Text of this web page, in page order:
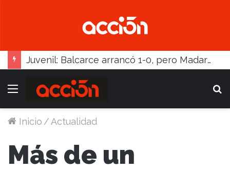
Juvenil: Balcarce arrancó 1-0, pero Madariaga lo dio vuelta
Inicio /Actualidad
Más de un